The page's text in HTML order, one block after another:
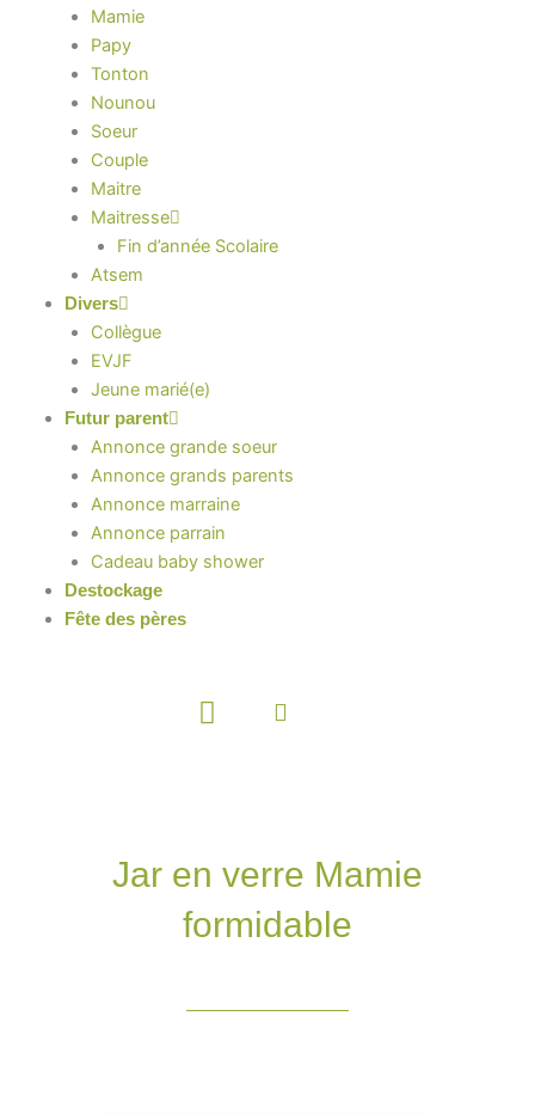
Mamie
Papy
Tonton
Nounou
Soeur
Couple
Maitre
Maitresse
Fin d’année Scolaire
Atsem
Divers
Collègue
EVJF
Jeune marié(e)
Futur parent
Annonce grande soeur
Annonce grands parents
Annonce marraine
Annonce parrain
Cadeau baby shower
Destockage
Fête des pères
Panier
Jar en verre Mamie
formidable